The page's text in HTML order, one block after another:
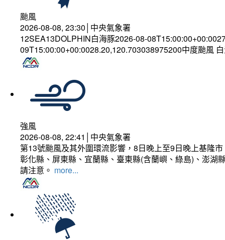
颱風
2026-08-08, 23:30│中央氣象署
12SEA13DOLPHIN白海豚2026-08-
09T15:00:00+00:0028.20,120.703038975200中度颱風
強風
2026-08-08, 22:41│中央氣象署
第13號颱風及其外圍環流影響，8日晚上至9日晚上基隆
彰化縣、屏東縣、宜蘭縣、臺東縣(含蘭嶼、綠島)、澎湖
請注意。 more...